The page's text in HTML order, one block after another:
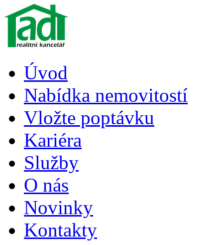
Úvod
Nabídka nemovitostí
Vložte poptávku
Kariéra
Služby
O nás
Novinky
Kontakty